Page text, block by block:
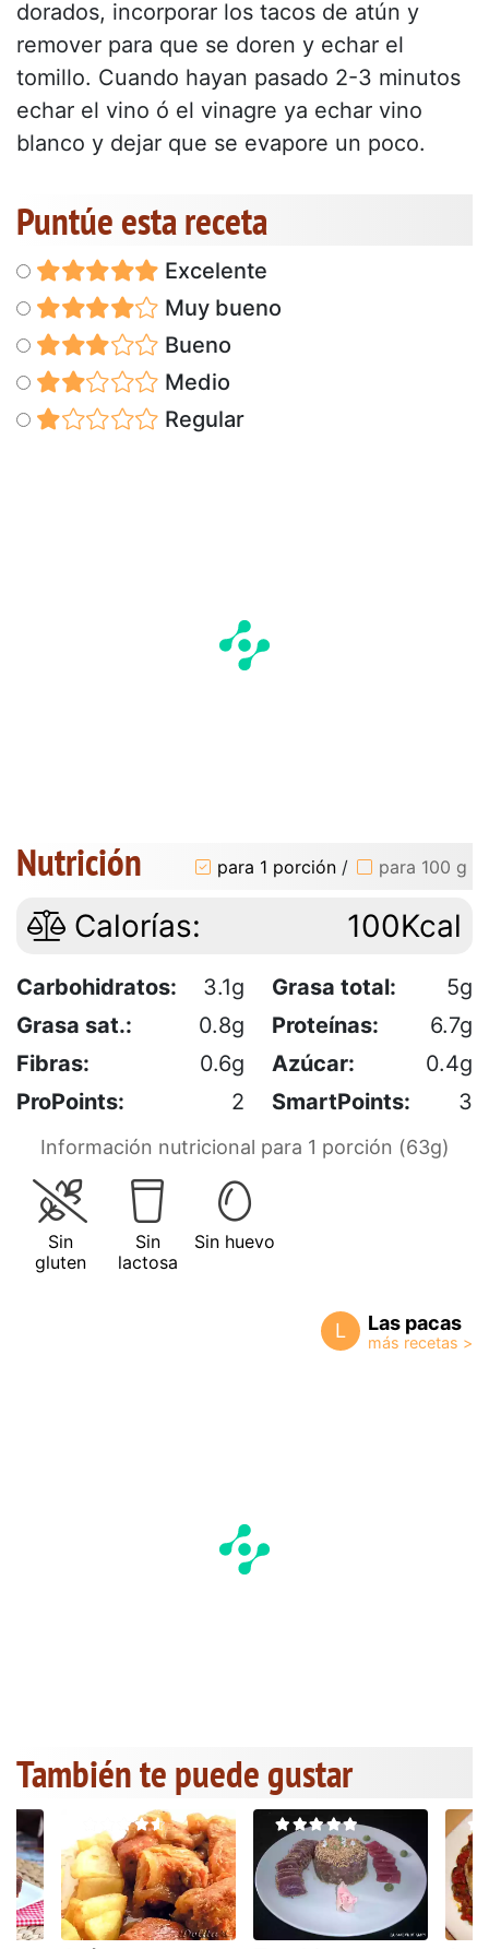
dorados, incorporar los tacos de atún y
remover para que se doren y echar el
tomillo. Cuando hayan pasado 2-3 minutos
echar el vino ó el vinagre ya echar vino
blanco y dejar que se evapore un poco.
Puntúe esta receta
Excelente
Muy bueno
Bueno
Medio
Regular
Nutrición para 1 porción / para 100 g
Calorías: 100Kcal
Carbohidratos: 3.1g Grasa total:
5g
Grasa sat.:
0.8g Proteínas:
6.7g
Fibras:
0.6g Azúcar:
0.4g
ProPoints:
2 SmartPoints: 3
Información nutricional para 1 porción (63g)
Sin
gluten
Sin
lactosa
Sin huevo
L Las pacas
También te puede gustar